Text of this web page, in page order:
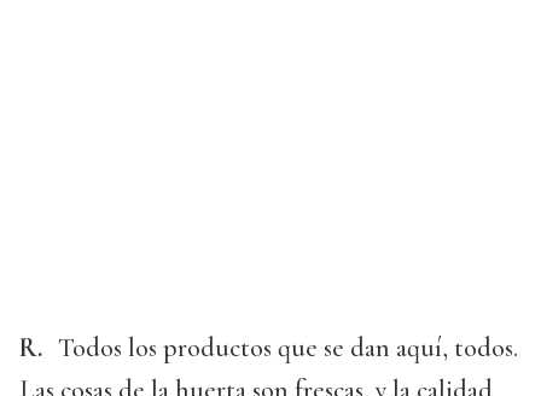
R. Todos los productos que se dan aquí, todos.